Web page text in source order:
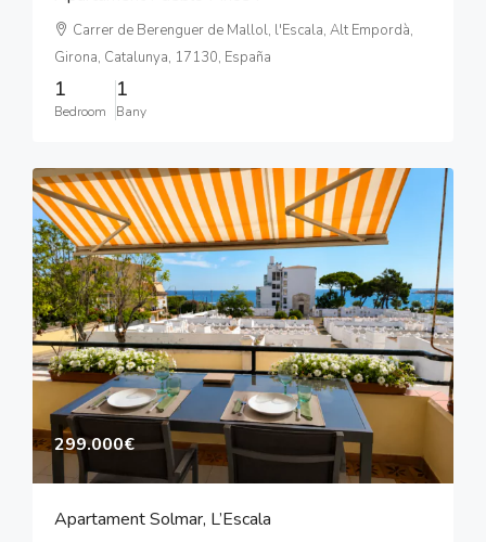
Carrer de Berenguer de Mallol, l'Escala, Alt Empordà,
Girona, Catalunya, 17130, España
1
Bedroom
1
Bany
299.000€
Apartament Solmar, L’Escala